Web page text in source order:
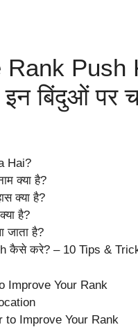
Push
बिंदुओं पर
Hai?
क्या है?
क्या है?
है?
है?
कैसे करे? – 10 Tips &
Improve Your Rank
to Improve Your Rank